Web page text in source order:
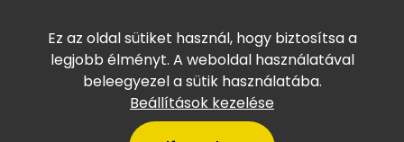
Ez az oldal sütiket használ, hogy biztosítsa a
legjobb élményt. A weboldal használatával
beleegyezel a sütik használatába.
Beállítások kezelése